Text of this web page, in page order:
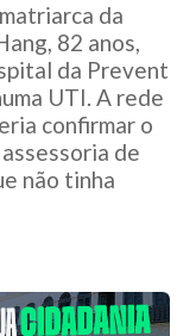
da
82 anos,
da Prevent
UTI. A rede
confirmar o
de
não tinha